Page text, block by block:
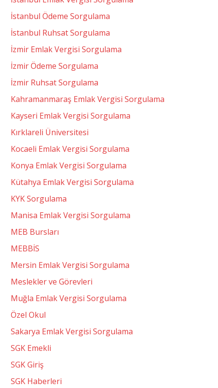
İstanbul Ödeme Sorgulama
İstanbul Ruhsat Sorgulama
İzmir Emlak Vergisi Sorgulama
İzmir Ödeme Sorgulama
İzmir Ruhsat Sorgulama
Kahramanmaraş Emlak Vergisi Sorgulama
Kayseri Emlak Vergisi Sorgulama
Kırklareli Üniversitesi
Kocaeli Emlak Vergisi Sorgulama
Konya Emlak Vergisi Sorgulama
Kütahya Emlak Vergisi Sorgulama
KYK Sorgulama
Manisa Emlak Vergisi Sorgulama
MEB Bursları
MEBBİS
Mersin Emlak Vergisi Sorgulama
Meslekler ve Görevleri
Muğla Emlak Vergisi Sorgulama
Özel Okul
Sakarya Emlak Vergisi Sorgulama
SGK Emekli
SGK Giriş
SGK Haberleri